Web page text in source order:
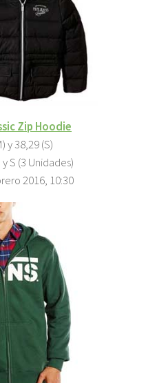
Zip Hoodie
y 38,29 (S)
y S (3 Unidades)
2016, 10:30